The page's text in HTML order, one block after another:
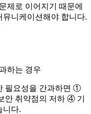
제로 이어지기 때문에
니케이션해야 합니다.
하는 경우
필요성을 간과하면 ①
취약점의 저하 ④ 기
니다.